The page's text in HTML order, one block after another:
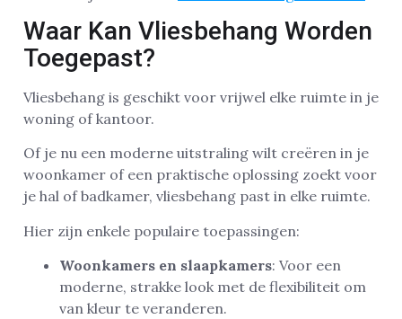
Waar Kan Vliesbehang Worden
Toegepast?
Vliesbehang is geschikt voor vrijwel elke ruimte in je
woning of kantoor.
Of je nu een moderne uitstraling wilt creëren in je
woonkamer of een praktische oplossing zoekt voor
je hal of badkamer, vliesbehang past in elke ruimte.
Hier zijn enkele populaire toepassingen:
Woonkamers en slaapkamers: Voor een
moderne, strakke look met de flexibiliteit om
van kleur te veranderen.